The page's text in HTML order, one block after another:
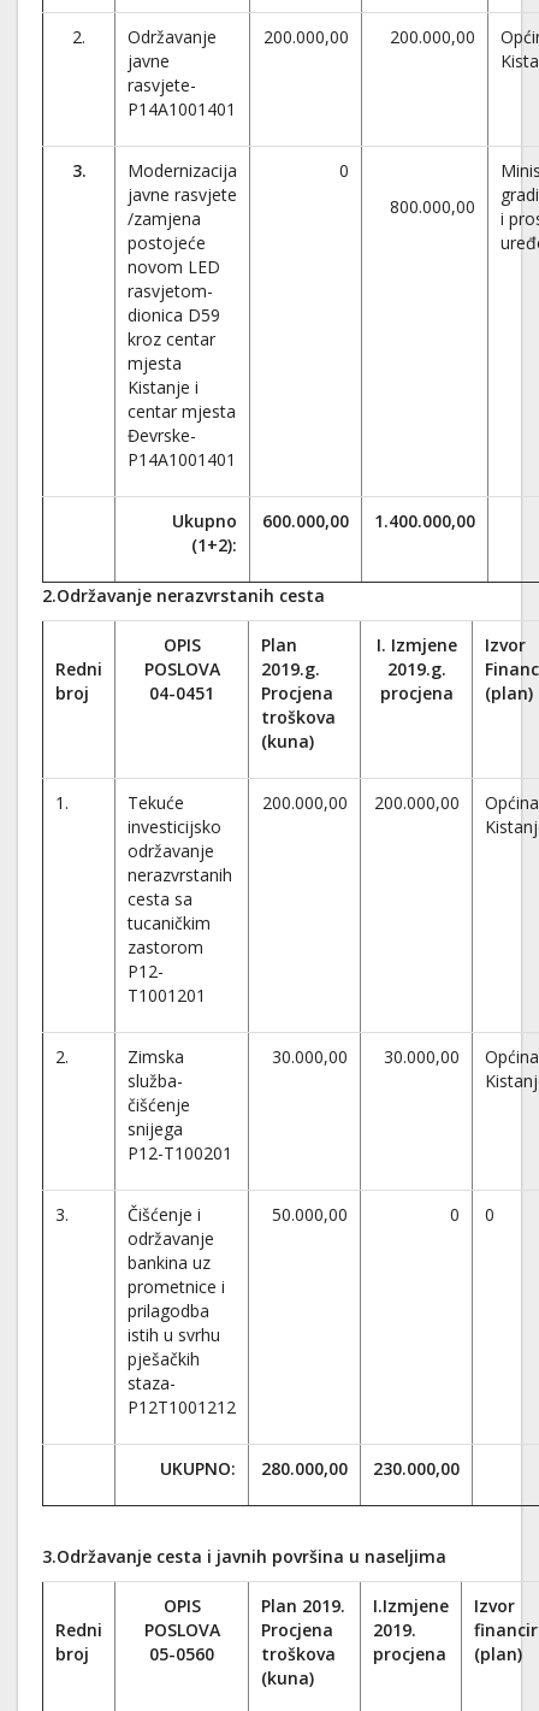
2.
Održavanje
javne
rasvjete-
P14A1001401
200.000,00 200.000,00
3.
Modernizacija
javne rasvjete
/zamjena
postojeće
novom LED
rasvjetom-
dionica D59
kroz centar
mjesta
Kistanje i
centar mjesta
Đevrske-
P14A1001401
0
800.000,00
i
Ukupno
(1+2):
600.000,00 1.400.000,00
2.Održavanje nerazvrstanih cesta
Redni
broj
OPIS
POSLOVA
04-0451
Plan
2019.g.
Procjena
troškova
(kuna)
I. Izmjene
2019.g.
procjena
Izvor
(plan)
1.
Tekuće
investicijsko
održavanje
nerazvrstanih
cesta sa
tucaničkim
zastorom
P12-
T1001201
200.000,00 200.000,00
Općina
2.
Zimska
služba-
čišćenje
snijega
P12-T100201
30.000,00 30.000,00
Općina
3.
Čišćenje i
održavanje
bankina uz
prometnice i
prilagodba
istih u svrhu
pješačkih
staza-
P12T1001212
50.000,00 0 0
UKUPNO: 280.000,00 230.000,00
3.Održavanje cesta i javnih površina u naseljima
Redni
broj
OPIS
POSLOVA
05-0560
Plan 2019.
Procjena
troškova
(kuna)
I.Izmjene
2019.
procjena
Izvor
(plan)